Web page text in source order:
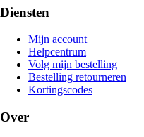
Diensten
Mijn account
Helpcentrum
Volg mijn bestelling
Bestelling retourneren
Kortingscodes
Over